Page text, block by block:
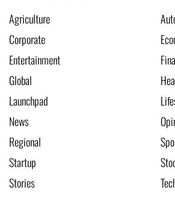
Agriculture
Corporate
Entertainment
Global
Launchpad
News
Regional
Startup
Stories